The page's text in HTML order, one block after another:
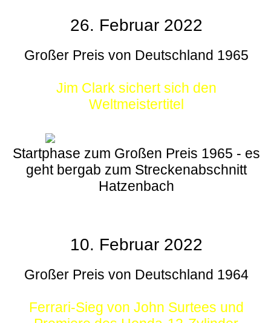
26. Februar 2022
Großer Preis von Deutschland 1965
Jim Clark sichert sich den
Weltmeistertitel
Startphase zum Großen Preis 1965 - es
geht bergab zum Streckenabschnitt
Hatzenbach
10. Februar 2022
Großer Preis von Deutschland 1964
Ferrari-Sieg von John Surtees und